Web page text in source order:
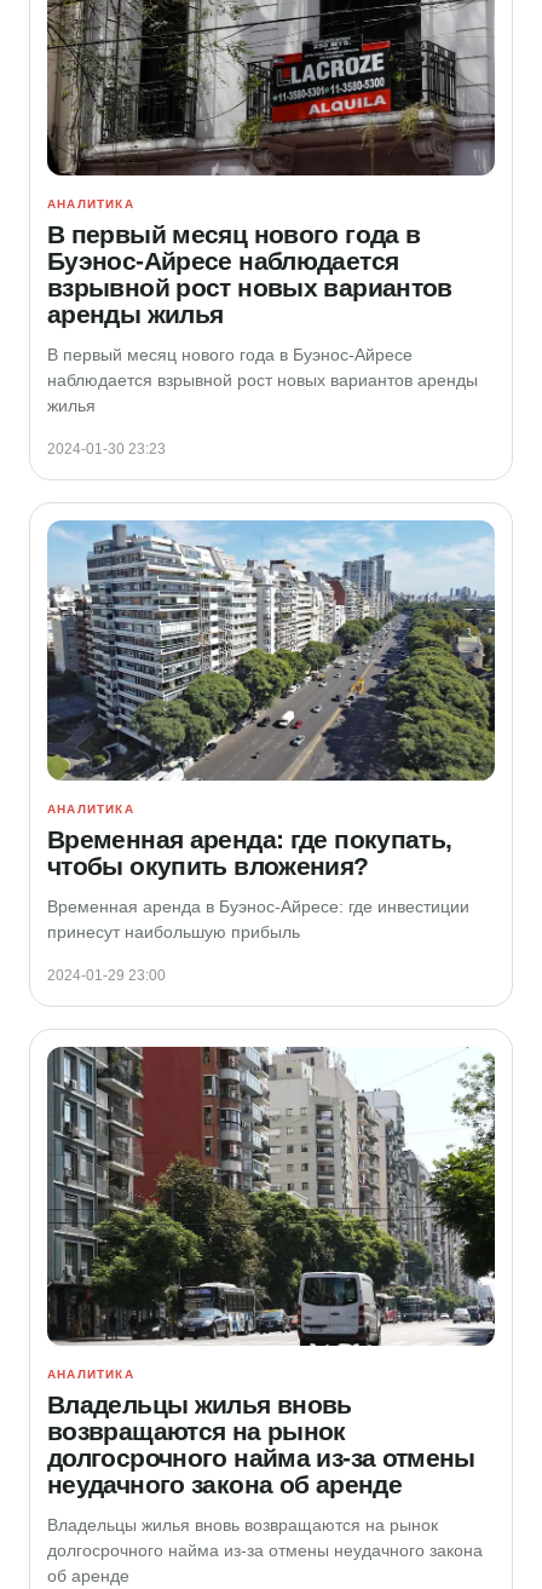
АНАЛИТИКА
В первый месяц нового года в
Буэнос-Айресе наблюдается
взрывной рост новых вариантов
аренды жилья
В первый месяц нового года в Буэнос-Айресе
наблюдается взрывной рост новых вариантов аренды
жилья
2024-01-30 23:23
АНАЛИТИКА
Временная аренда: где покупать,
чтобы окупить вложения?
Временная аренда в Буэнос-Айресе: где инвестиции
принесут наибольшую прибыль
2024-01-29 23:00
АНАЛИТИКА
Владельцы жилья вновь
возвращаются на рынок
долгосрочного найма из-за отмены
неудачного закона об аренде
Владельцы жилья вновь возвращаются на рынок
долгосрочного найма из-за отмены неудачного закона
об аренде